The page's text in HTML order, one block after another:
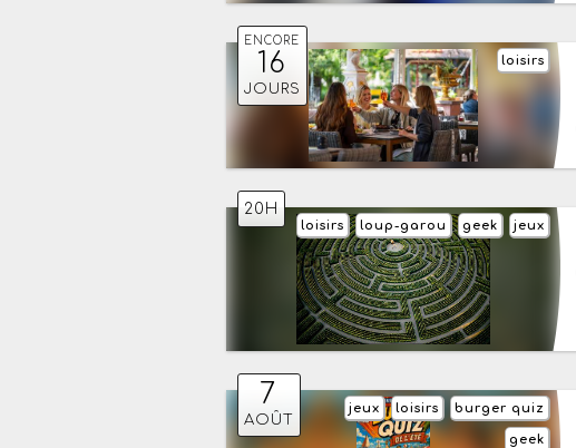
ENCORE
16
JOURS
loisirs
20H
jeux
geek
loup-garou
loisirs
7
AOÛT
burger quiz
loisirs
jeux
geek